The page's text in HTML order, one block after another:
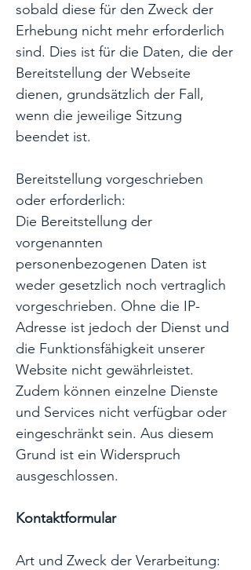
sobald diese für den Zweck der
Erhebung nicht mehr erforderlich
sind. Dies ist für die Daten, die der
Bereitstellung der Webseite
dienen, grundsätzlich der Fall,
wenn die jeweilige Sitzung
beendet ist.
Bereitstellung vorgeschrieben
oder erforderlich:
Die Bereitstellung der
vorgenannten
personenbezogenen Daten ist
weder gesetzlich noch vertraglich
vorgeschrieben. Ohne die IP-
Adresse ist jedoch der Dienst und
die Funktionsfähigkeit unserer
Website nicht gewährleistet.
Zudem können einzelne Dienste
und Services nicht verfügbar oder
eingeschränkt sein. Aus diesem
Grund ist ein Widerspruch
ausgeschlossen.
Kontaktformular
Art und Zweck der Verarbeitung: